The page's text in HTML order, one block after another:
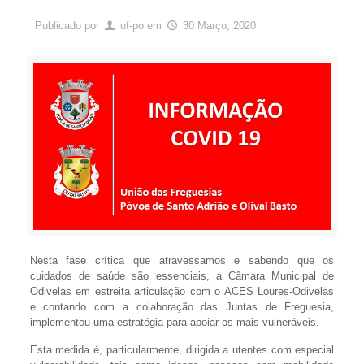
Publicado por uf-po em 30 Março, 2020
Nesta fase crítica que atravessamos e sabendo que os
cuidados de saúde são essenciais, a Câmara Municipal de
Odivelas em estreita articulação com o ACES Loures-Odivelas
e contando com a colaboração das Juntas de Freguesia,
implementou uma estratégia para apoiar os mais vulneráveis.
Esta medida é, particularmente, dirigida a utentes com especial